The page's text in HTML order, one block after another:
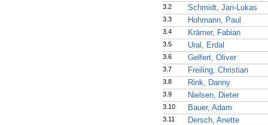
3.2 Schmidt, Jan-Lukas
3.3 Hohmann, Paul
3.4 Krämer, Fabian
3.5 Ural, Erdal
3.6 Gelfert, Oliver
3.7 Freiling, Christian
3.8 Rink, Danny
3.9 Nielsen, Dieter
3.10 Bauer, Adam
3.11 Dersch, Anette